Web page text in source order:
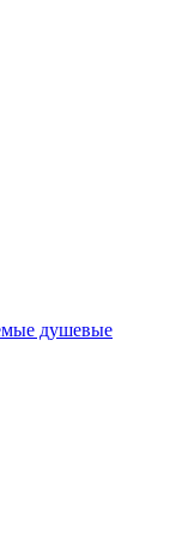
душевые